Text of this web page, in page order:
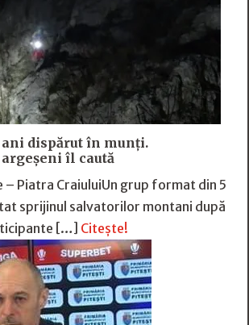
ani dispărut în munți.
îl caută
Piatra CraiuluiUn grup format din 5
sprijinul salvatorilor montani după
[…] Citește!